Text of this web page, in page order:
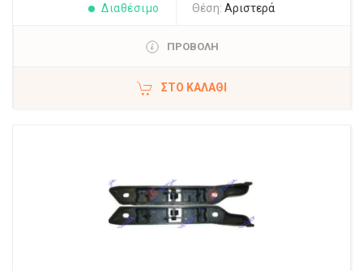
Διαθέσιμο Θέση: Αριστερά
ΠΡΟΒΟΛΗ
ΣΤΟ ΚΑΛΆΘΙ